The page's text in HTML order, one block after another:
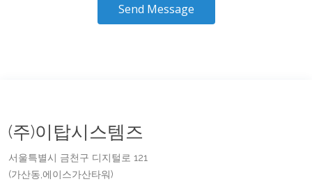
Send Message
(주)이탑시스템즈
서울특별시 금천구 디지털로 121
(가산동,에이스가산타워)